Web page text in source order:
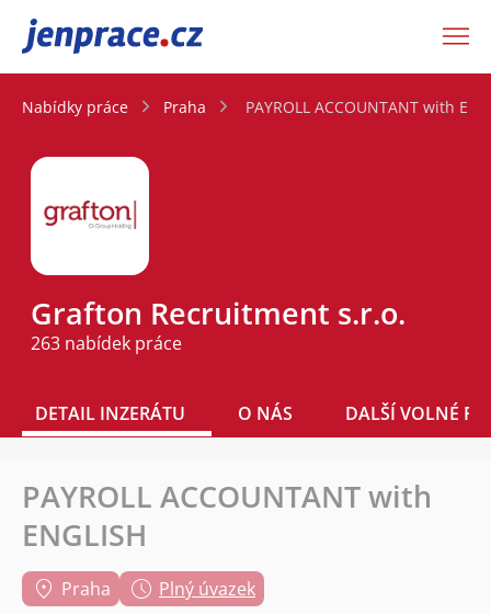
JenPráce.cz
Nabídky práce Praha PAYROLL ACCOUNTANT with
Grafton Recruitment s.r.o.
263 nabídek práce
DETAIL INZERÁTU O NÁS DALŠÍ VOLNÉ
PAYROLL ACCOUNTANT with
ENGLISH
Praha Plný úvazek